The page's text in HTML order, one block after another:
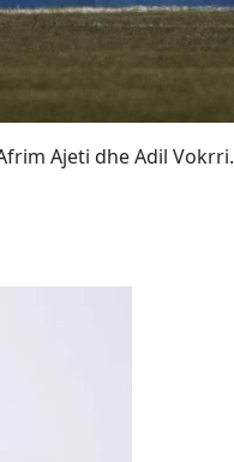
Ajeti dhe Adil Vokrri.